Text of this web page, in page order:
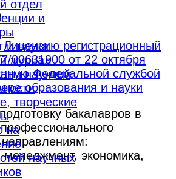
отдел
и
и наука
журнал
научной
творческие
на
научных
Лицензию регистрационный
00631900 от 22 октября
Федеральной службой
образования и науки
бакалавров в
экономика,